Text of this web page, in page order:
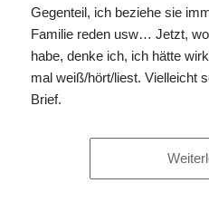
Gegenteil, ich beziehe sie
Familie reden usw… Jetzt,
habe, denke ich, ich hätte
mal weiß/hört/liest. Vielleicht
Brief.